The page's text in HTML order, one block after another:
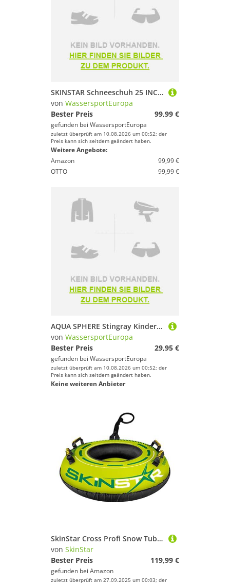
SKINSTAR Schneeschuh 25 INCH Schneeschuhwandern bis 100 kg mit Tourenski Stock
von WassersportEuropa
Bester Preis
99,99 €
gefunden bei WassersportEuropa
zuletzt überprüft am 10.08.2026 um 00:52; der
Preis kann sich seitdem geändert haben.
Weitere Angebote:
Amazon
99,99 €
OTTO
99,99 €
AQUA SPHERE Stingray Kinder Neopren Shorty
von WassersportEuropa
Bester Preis
29,95 €
gefunden bei WassersportEuropa
zuletzt überprüft am 10.08.2026 um 00:52; der
Preis kann sich seitdem geändert haben.
Keine weiteren Anbieter
SkinStar Cross Profi Snow Tube Ø100cm Green Schlitten Bob Rodel Reifen Schneereifen Rutschreifen
von SkinStar
Bester Preis
119,99 €
gefunden bei Amazon
zuletzt überprüft am 27.09.2025 um 00:03; der